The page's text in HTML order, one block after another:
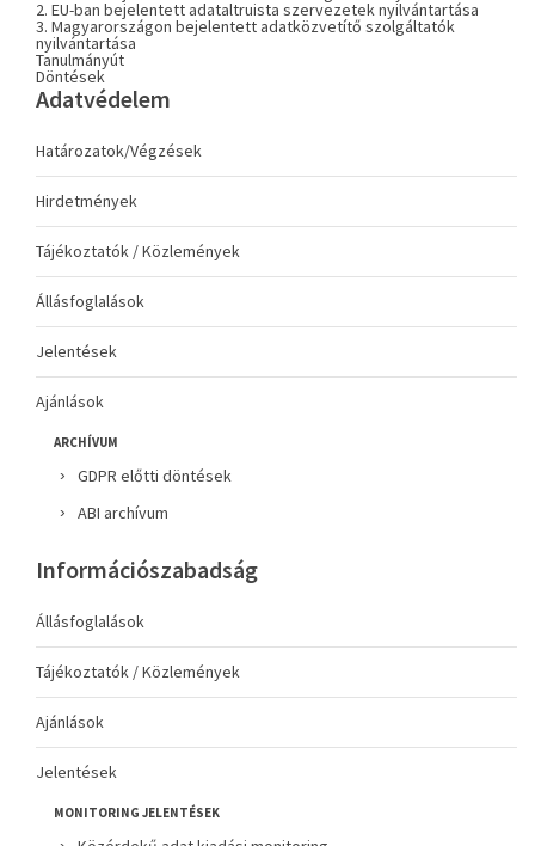
2. EU-ban bejelentett adataltruista szervezetek nyilvántartása
3. Magyarországon bejelentett adatközvetítő szolgáltatók
nyilvántartása
Tanulmányút
Döntések
Adatvédelem
Határozatok/Végzések
Hirdetmények
Tájékoztatók / Közlemények
Állásfoglalások
Jelentések
Ajánlások
ARCHÍVUM
GDPR előtti döntések
ABI archívum
Információszabadság
Állásfoglalások
Tájékoztatók / Közlemények
Ajánlások
Jelentések
MONITORING JELENTÉSEK